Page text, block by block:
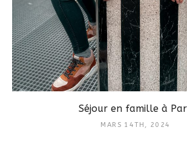
Séjour en famille à
MARS 14TH, 2024